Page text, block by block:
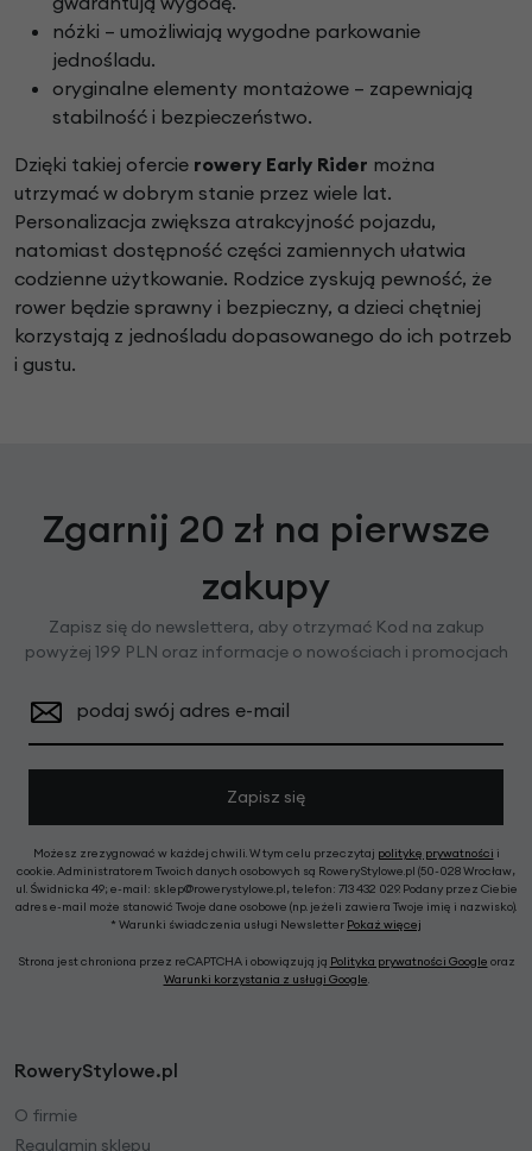
nóżki – umożliwiają wygodne parkowanie
jednośladu.
oryginalne elementy montażowe – zapewniają
stabilność i bezpieczeństwo.
Dzięki takiej ofercie rowery Early Rider można
utrzymać w dobrym stanie przez wiele lat.
Personalizacja zwiększa atrakcyjność pojazdu,
natomiast dostępność części zamiennych ułatwia
codzienne użytkowanie. Rodzice zyskują pewność, że
rower będzie sprawny i bezpieczny, a dzieci chętniej
korzystają z jednośladu dopasowanego do ich potrzeb
i gustu.
Zgarnij 20 zł na pierwsze
zakupy
Zapisz się do newslettera, aby otrzymać Kod na zakup
powyżej 199 PLN oraz informacje o nowościach i promocjach
podaj swój adres e-mail
Zapisz się
Możesz zrezygnować w każdej chwili. W tym celu przeczytaj politykę prywatności i
cookie. Administratorem Twoich danych osobowych są RoweryStylowe.pl (50-028 Wrocław,
ul. Świdnicka 49; e-mail: sklep@rowerystylowe.pl, telefon: 713 432 029. Podany przez Ciebie
adres e-mail może stanowić Twoje dane osobowe (np. jeżeli zawiera Twoje imię i nazwisko).
* Warunki świadczenia usługi Newsletter Pokaż więcej
Strona jest chroniona przez reCAPTCHA i obowiązują ją Polityka prywatności Google oraz
Warunki korzystania z usługi Google.
RoweryStylowe.pl
O firmie
Regulamin sklepu